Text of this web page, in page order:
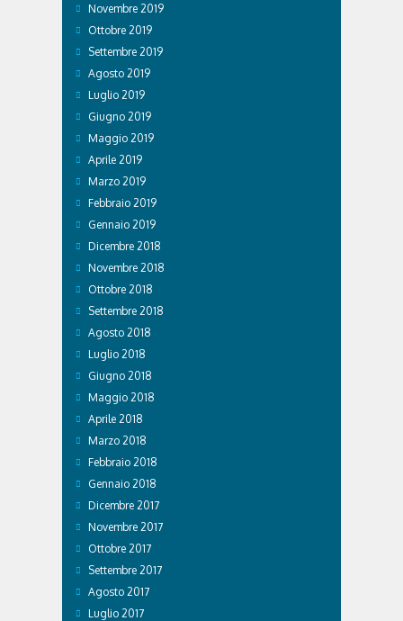
Novembre 2019
Ottobre 2019
Settembre 2019
Agosto 2019
Luglio 2019
Giugno 2019
Maggio 2019
Aprile 2019
Marzo 2019
Febbraio 2019
Gennaio 2019
Dicembre 2018
Novembre 2018
Ottobre 2018
Settembre 2018
Agosto 2018
Luglio 2018
Giugno 2018
Maggio 2018
Aprile 2018
Marzo 2018
Febbraio 2018
Gennaio 2018
Dicembre 2017
Novembre 2017
Ottobre 2017
Settembre 2017
Agosto 2017
Luglio 2017